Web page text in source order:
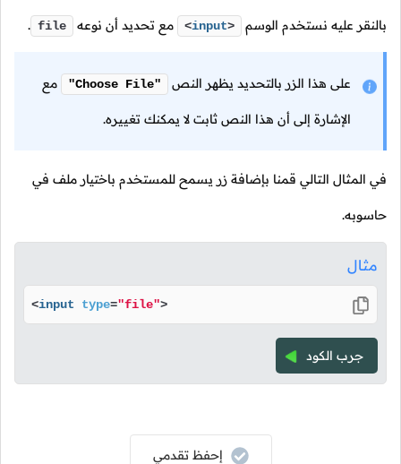
بالنقر عليه نستخدم الوسم <input> مع تحديد أن نوعه file
.
على هذا الزر بالتحديد يظهر النص "Choose File" مع
الإشارة إلى أن هذا النص ثابت لا يمكنك تغييره.
في المثال التالي قمنا بإضافة زر يسمح للمستخدم باختيار ملف في
حاسوبه.
مثال
<input type="file">
جرب الكود
إحفظ تقدمي